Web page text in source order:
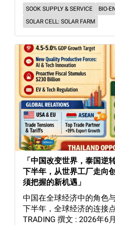
SOOK SUPPLY & SERVICE
BIO-
SOLAR CELL: SOLAR FARM
「中国改变世界，泰国
下半年，从世界工厂走向
须把握的新机遇」
中国在全球经济中的角色
下半年，全球经济的连接
TRADING 撰文 : 2026年6